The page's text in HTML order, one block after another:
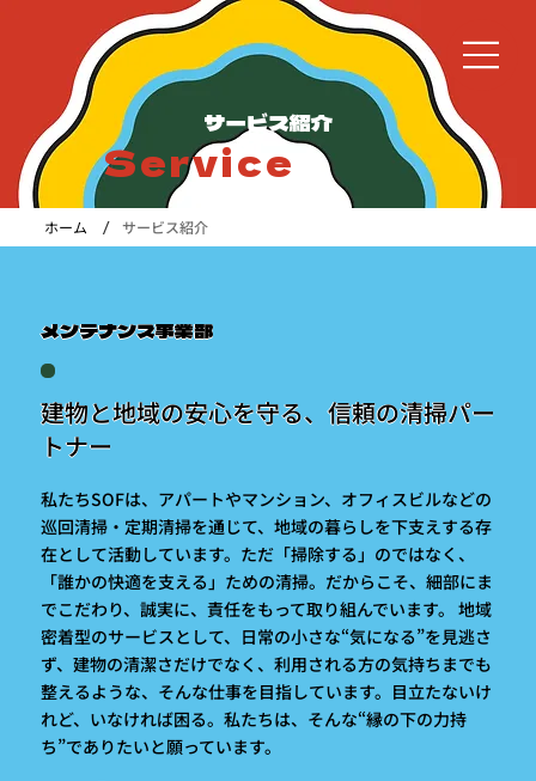
サービス紹介
Service
ホーム / サービス紹介
メンテナンス事業部
建物と地域の安心を守る、信頼の清掃パー
トナー
私たちSOFは、アパートやマンション、オフィスビルなどの
巡回清掃・定期清掃を通じて、地域の暮らしを下支えする存
在として活動しています。ただ「掃除する」のではなく、
「誰かの快適を支える」ための清掃。だからこそ、細部にま
でこだわり、誠実に、責任をもって取り組んでいます。 地域
密着型のサービスとして、日常の小さな“気になる”を見逃さ
ず、建物の清潔さだけでなく、利用される方の気持ちまでも
整えるような、そんな仕事を目指しています。目立たないけ
れど、いなければ困る。私たちは、そんな“縁の下の力持
ち”でありたいと願っています。